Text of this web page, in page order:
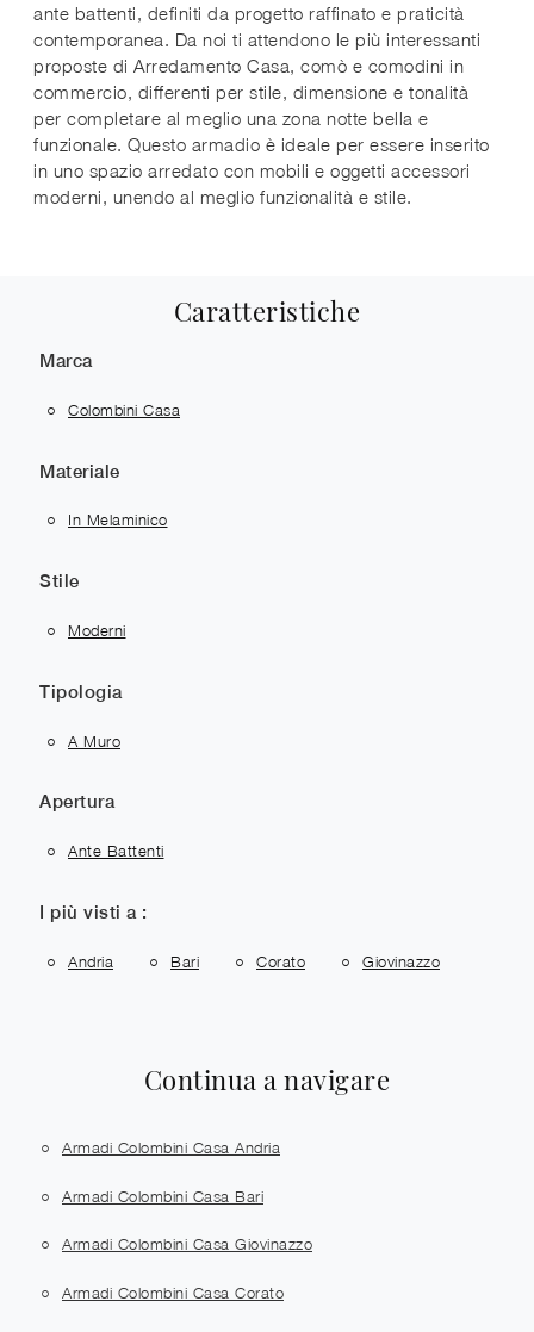
ante battenti, definiti da progetto raffinato e praticità
contemporanea. Da noi ti attendono le più interessanti
proposte di Arredamento Casa, comò e comodini in
commercio, differenti per stile, dimensione e tonalità
per completare al meglio una zona notte bella e
funzionale. Questo armadio è ideale per essere inserito
in uno spazio arredato con mobili e oggetti accessori
moderni, unendo al meglio funzionalità e stile.
Caratteristiche
Marca
Colombini Casa
Materiale
In Melaminico
Stile
Moderni
Tipologia
A Muro
Apertura
Ante Battenti
I più visti a :
Andria Bari Corato Giovinazzo
Continua a navigare
Armadi Colombini Casa Andria
Armadi Colombini Casa Bari
Armadi Colombini Casa Giovinazzo
Armadi Colombini Casa Corato